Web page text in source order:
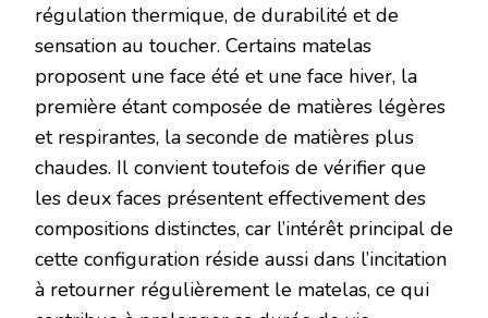
régulation thermique, de durabilité et de
sensation au toucher. Certains matelas
proposent une face été et une face hiver, la
première étant composée de matières légères
et respirantes, la seconde de matières plus
chaudes. Il convient toutefois de vérifier que
les deux faces présentent effectivement des
compositions distinctes, car l’intérêt principal de
cette configuration réside aussi dans l’incitation
à retourner régulièrement le matelas, ce qui